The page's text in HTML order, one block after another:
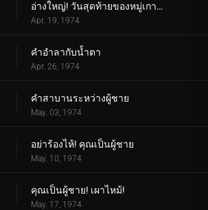
อ่างใหญ่! วันสุดท้ายของหมู่เกาะญี่ปุ่น
Apr. 19, 1974
คำอำลากับน้ำตา
Apr. 26, 1974
คำสาบานระหว่างผู้ชาย
May. 03, 1974
อย่าร้องไห้! คุณเป็นผู้ชาย
May. 10, 1974
คุณเป็นผู้ชาย! เผาไหม้!
May. 17, 1974